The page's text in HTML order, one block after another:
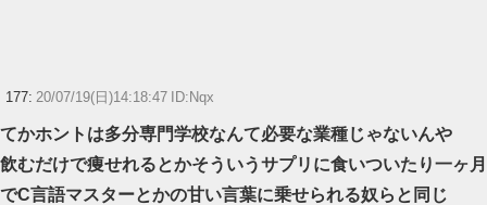
177: 20/07/19(日)14:18:47 ID:Nqx
てかホントは多分専門学校なんて必要な業種じゃないんや
飲むだけで痩せれるとかそういうサプリに食いついたり一ヶ月
でC言語マスターとかの甘い言葉に乗せられる奴らと同じ